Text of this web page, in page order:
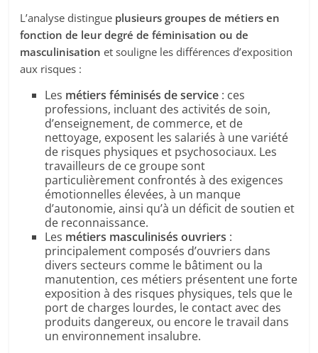
L’analyse distingue plusieurs groupes de métiers en
fonction de leur degré de féminisation ou de
masculinisation et souligne les différences d’exposition
aux risques :
Les métiers féminisés de service : ces
professions, incluant des activités de soin,
d’enseignement, de commerce, et de
nettoyage, exposent les salariés à une variété
de risques physiques et psychosociaux. Les
travailleurs de ce groupe sont
particulièrement confrontés à des exigences
émotionnelles élevées, à un manque
d’autonomie, ainsi qu’à un déficit de soutien et
de reconnaissance.
Les métiers masculinisés ouvriers :
principalement composés d’ouvriers dans
divers secteurs comme le bâtiment ou la
manutention, ces métiers présentent une forte
exposition à des risques physiques, tels que le
port de charges lourdes, le contact avec des
produits dangereux, ou encore le travail dans
un environnement insalubre.